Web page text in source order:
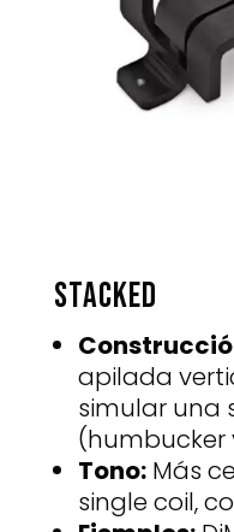
Stacked
apilada
simular una
(humbucker
Tono:Más
single coil,